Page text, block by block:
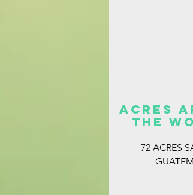
ACRES
THE
72 ACRES